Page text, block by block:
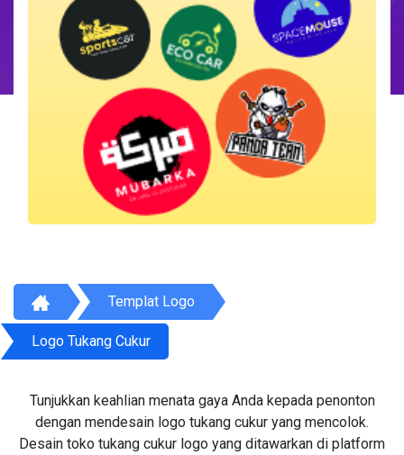
Templat Logo
Logo Tukang Cukur
Tunjukkan keahlian menata gaya Anda kepada penonton
dengan mendesain logo tukang cukur yang mencolok.
Desain toko tukang cukur logo yang ditawarkan di platform